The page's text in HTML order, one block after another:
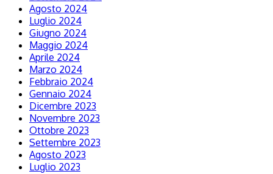
Agosto 2024
Luglio 2024
Giugno 2024
Maggio 2024
Aprile 2024
Marzo 2024
Febbraio 2024
Gennaio 2024
Dicembre 2023
Novembre 2023
Ottobre 2023
Settembre 2023
Agosto 2023
Luglio 2023